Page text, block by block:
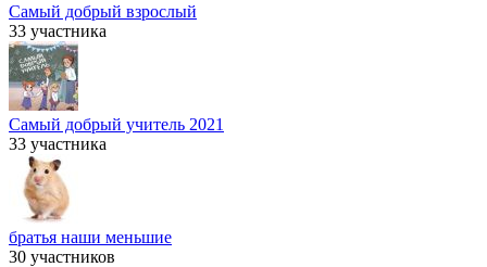
Самый добрый взрослый
33 участника
Самый добрый учитель 2021
33 участника
братья наши меньшие
30 участников